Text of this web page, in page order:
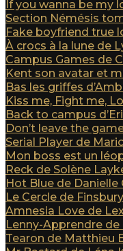
If you wanna be my
Section Némésis
Fake boyfriend true
À crocs à la lune de
Campus Games de
Kent son avatar et
Bas les griffes
Kiss me, Fight me,
Back to campus
Don’t leave the
Serial Player de
Mon boss est un
Reck de Solène
Hot Blue de Danielle
Le Cercle de
Amnesia Love de
Lenny-Apprendre
Tearon de Matthieu